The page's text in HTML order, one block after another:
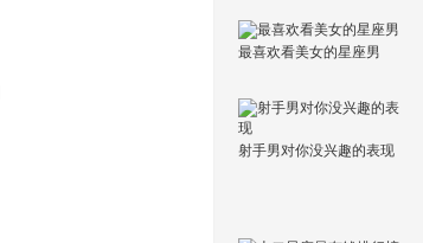
最喜欢看美女的星座男
射手男对你没兴趣的表现